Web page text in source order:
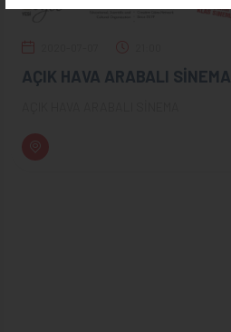
AÇIK HAVA ARABALI SİNEMA